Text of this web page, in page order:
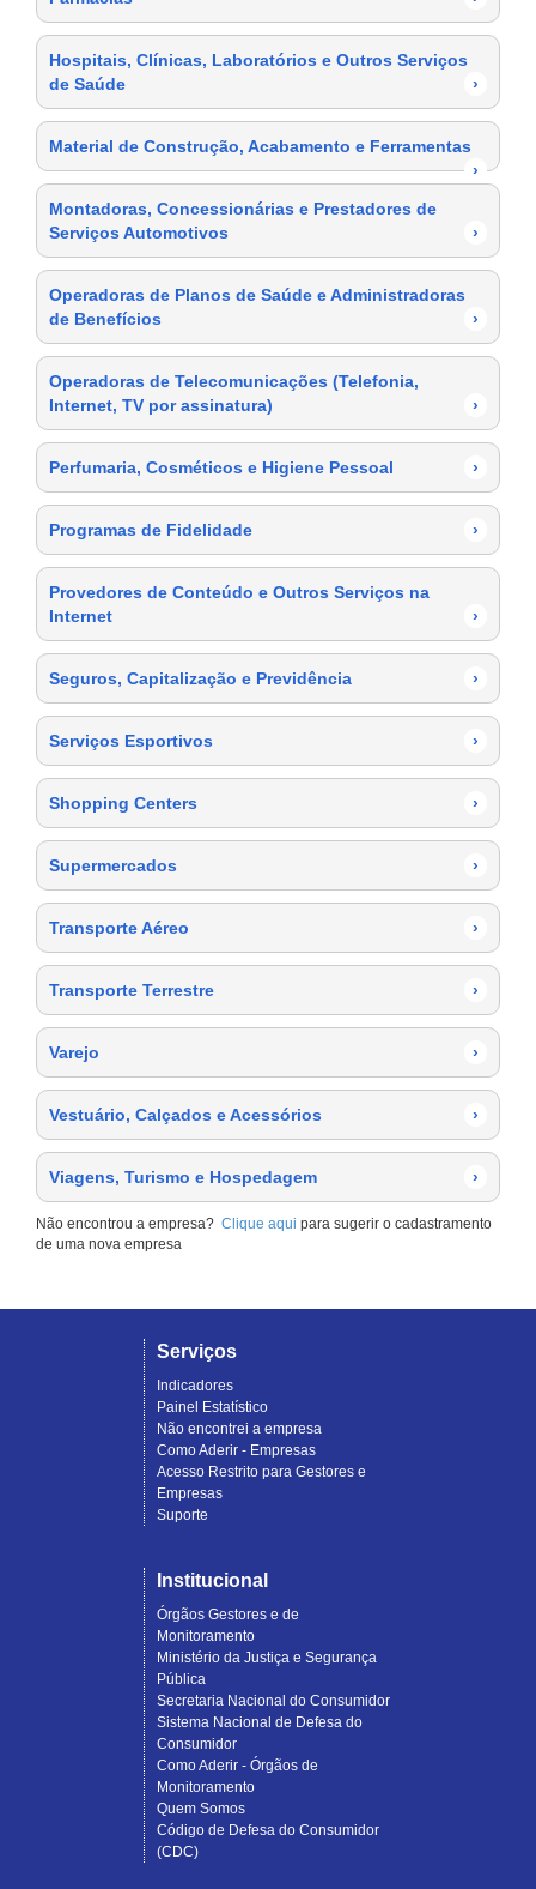
Hospitais, Clínicas, Laboratórios e Outros Serviços
de Saúde
›
Material de Construção, Acabamento e Ferramentas
›
Montadoras, Concessionárias e Prestadores de
Serviços Automotivos
›
Operadoras de Planos de Saúde e Administradoras
de Benefícios
›
Operadoras de Telecomunicações (Telefonia,
Internet, TV por assinatura)
›
Perfumaria, Cosméticos e Higiene Pessoal ›
Programas de Fidelidade ›
Provedores de Conteúdo e Outros Serviços na
Internet
›
Seguros, Capitalização e Previdência ›
Serviços Esportivos ›
Shopping Centers ›
Supermercados ›
Transporte Aéreo ›
Transporte Terrestre ›
Varejo ›
Vestuário, Calçados e Acessórios ›
Viagens, Turismo e Hospedagem ›
Não encontrou a empresa? Clique aqui para sugerir o cadastramento
de uma nova empresa
Serviços
Indicadores
Painel Estatístico
Não encontrei a empresa
Como Aderir - Empresas
Acesso Restrito para Gestores e
Empresas
Suporte
Institucional
Órgãos Gestores e de
Monitoramento
Ministério da Justiça e Segurança
Pública
Secretaria Nacional do Consumidor
Sistema Nacional de Defesa do
Consumidor
Como Aderir - Órgãos de
Monitoramento
Quem Somos
Código de Defesa do Consumidor
(CDC)